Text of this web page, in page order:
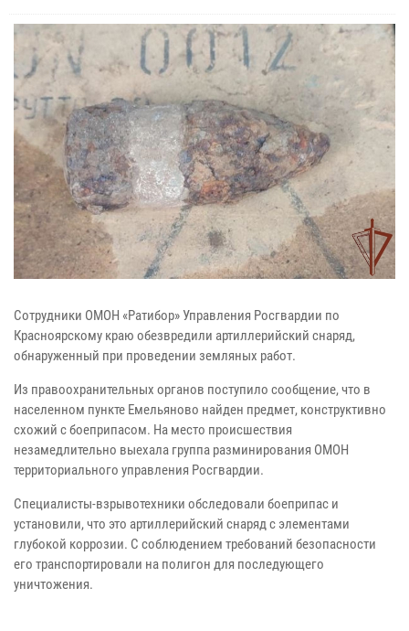
Сотрудники ОМОН «Ратибор» Управления Росгвардии по
Красноярскому краю обезвредили артиллерийский снаряд,
обнаруженный при проведении земляных работ.
Из правоохранительных органов поступило сообщение, что в
населенном пункте Емельяново найден предмет, конструктивно
схожий с боеприпасом. На место происшествия
незамедлительно выехала группа разминирования ОМОН
территориального управления Росгвардии.
Специалисты-взрывотехники обследовали боеприпас и
установили, что это артиллерийский снаряд с элементами
глубокой коррозии. С соблюдением требований безопасности
его транспортировали на полигон для последующего
уничтожения.